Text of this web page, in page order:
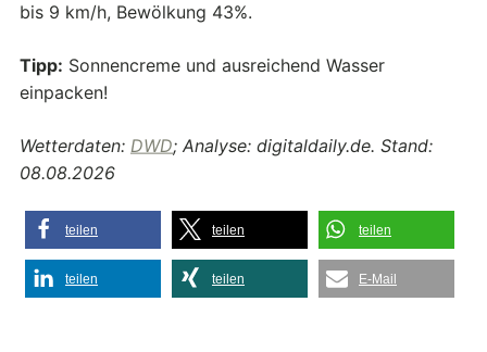
bis 9 km/h, Bewölkung 43%.
Tipp: Sonnencreme und ausreichend Wasser
einpacken!
Wetterdaten: DWD; Analyse: digitaldaily.de. Stand:
08.08.2026
teilen teilen teilen
teilen teilen E-Mail